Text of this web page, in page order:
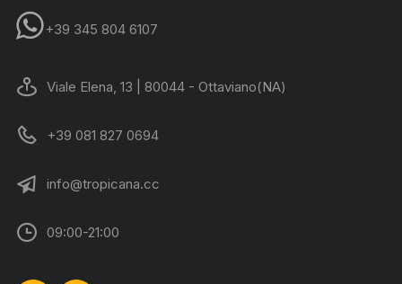
+39 345 804 6107
Viale Elena, 13 | 80044 - Ottaviano(NA)
+39 081 827 0694
info@tropicana.cc
09:00-21:00